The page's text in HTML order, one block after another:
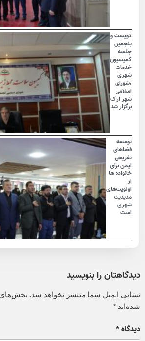
دویست و
پنجمین
جلسه
کمیسیون
خدمات
شهری
،شورای
اسلامی
شهر اراک
برگزار شد
توسعه
فضاهای
تفریحی
ایمن برای
خانواده ها
اولویت‌های
مدیدیت
شهری
است
دیدگاهتان را بنویسید
نشانی ایمیل شما منتشر نخواهد شد. بخش‌های
شده‌اند*
دیدگاه*